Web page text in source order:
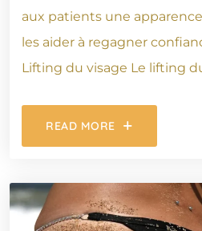
aux patients une
les aider à regagner
Lifting du visage Le lifting
READ MORE